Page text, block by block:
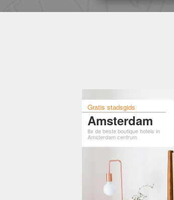
Gratis stadsgids
Amsterdam
8x de beste boutique hotels in
Amsterdam centrum